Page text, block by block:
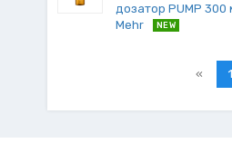
дозатор PUMP 300
Mehr
NEW
« 1